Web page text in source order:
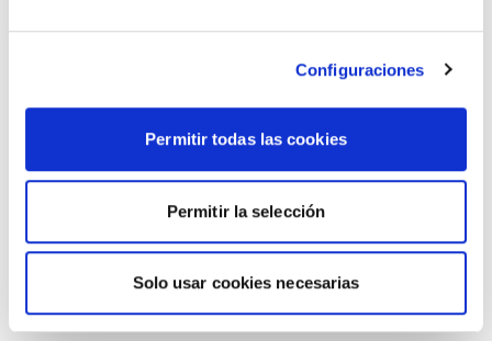
Configuraciones
Permitir todas las cookies
Permitir la selección
Solo usar cookies necesarias